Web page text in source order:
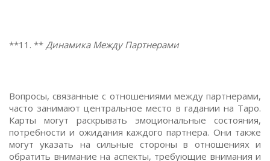
**11. ** Динамика Между Партнерами
Вопросы, связанные с отношениями между партнерами,
часто занимают центральное место в гадании на Таро.
Карты могут раскрывать эмоциональные состояния,
потребности и ожидания каждого партнера. Они также
могут указать на сильные стороны в отношениях и
обратить внимание на аспекты, требующие внимания и